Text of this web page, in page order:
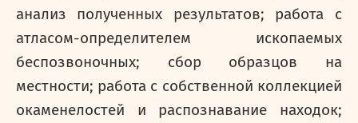
анализ полученных результатов; работа с
атласом-определителем ископаемых
беспозвоночных; сбор образцов на
местности; работа с собственной коллекцией
окаменелостей и распознавание находок;